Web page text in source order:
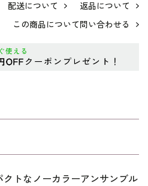
配送について
返品について
この商品について問い合わせる
クトなノーカラーアンサンブル